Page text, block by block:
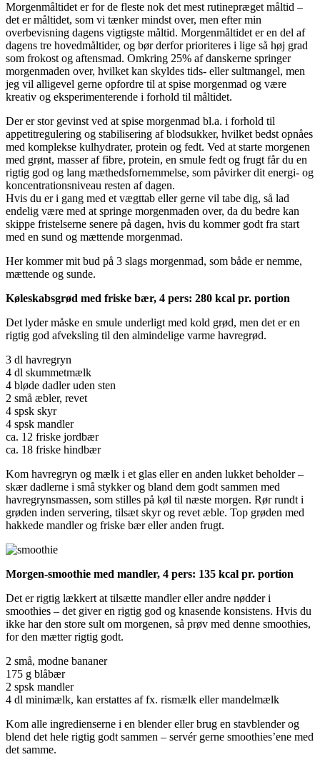
Morgenmåltidet er for de fleste nok det mest rutinepræget måltid –
det er måltidet, som vi tænker mindst over, men efter min
overbevisning dagens vigtigste måltid. Morgenmåltidet er en del af
dagens tre hovedmåltider, og bør derfor prioriteres i lige så høj grad
som frokost og aftensmad. Omkring 25% af danskerne springer
morgenmaden over, hvilket kan skyldes tids- eller sultmangel, men
jeg vil alligevel gerne opfordre til at spise morgenmad og være
kreativ og eksperimenterende i forhold til måltidet.
Der er stor gevinst ved at spise morgenmad bl.a. i forhold til
appetitregulering og stabilisering af blodsukker, hvilket bedst opnåes
med komplekse kulhydrater, protein og fedt. Ved at starte morgenen
med grønt, masser af fibre, protein, en smule fedt og frugt får du en
rigtig god og lang mæthedsfornemmelse, som påvirker dit energi- og
koncentrationsniveau resten af dagen.
Hvis du er i gang med et vægttab eller gerne vil tabe dig, så lad
endelig være med at springe morgenmaden over, da du bedre kan
skippe fristelserne senere på dagen, hvis du kommer godt fra start
med en sund og mættende morgenmad.
Her kommer mit bud på 3 slags morgenmad, som både er nemme,
mættende og sunde.
Køleskabsgrød med friske bær, 4 pers: 280 kcal pr. portion
Det lyder måske en smule underligt med kold grød, men det er en
rigtig god afveksling til den almindelige varme havregrød.
3 dl havregryn
4 dl skummetmælk
4 bløde dadler uden sten
2 små æbler, revet
4 spsk skyr
4 spsk mandler
ca. 12 friske jordbær
ca. 18 friske hindbær
Kom havregryn og mælk i et glas eller en anden lukket beholder –
skær dadlerne i små stykker og bland dem godt sammen med
havregrynsmassen, som stilles på køl til næste morgen. Rør rundt i
grøden inden servering, tilsæt skyr og revet æble. Top grøden med
hakkede mandler og friske bær eller anden frugt.
Morgen-smoothie med mandler, 4 pers: 135 kcal pr. portion
Det er rigtig lækkert at tilsætte mandler eller andre nødder i
smoothies – det giver en rigtig god og knasende konsistens. Hvis du
ikke har den store sult om morgenen, så prøv med denne smoothies,
for den mætter rigtig godt.
2 små, modne bananer
175 g blåbær
2 spsk mandler
4 dl minimælk, kan erstattes af fx. rismælk eller mandelmælk
Kom alle ingredienserne i en blender eller brug en stavblender og
blend det hele rigtig godt sammen – servér gerne smoothies’ene med
det samme.